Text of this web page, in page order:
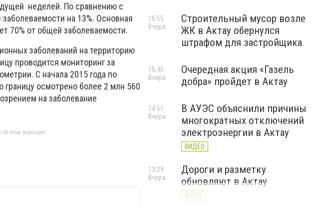
неделей. По сравнению с
на 13%. Основная
70% от общей заболеваемости.
заболеваний на территорию
проводится мониторинг за
С начала 2015 года по
границу осмотрено более 2 млн 560
на заболевание
этом редакции
Строительный мусор возле
ЖК в Актау обернулся
штрафом для застройщика
16:55
Вчера
Очередная акция «Газель
добра» пройдет в Актау
15:40
Вчера
В АУЭС объяснили причины
многократных отключений
электроэнергии в Актау
ВИДЕО
14:51
Вчера
Дороги и разметку
обновляют в Актау
ФОТО
13:29
Вчера